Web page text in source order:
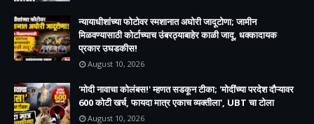
न्यायाधीशांच्या फोटोवर स्मशानात अघोरी जादूटोणा; जामीन
मिळवण्यासाठी कोर्टाच्याच उंबरठ्याबाहेर काळी जादू, धक्कादायक
प्रकार उघडकीस!
August 10, 2026
'मोदी नावाचा कोलंबस!' म्हणत सडकून टीका; 'मोदींच्या परदेश दौऱ्यावर
600 कोटी खर्च, फायदा मात्र एकाच व्यक्तीला', UBT चा टोला
August 10, 2026